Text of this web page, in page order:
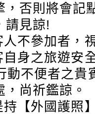
，否則將會記
請見諒!
人不參加者，
自身之旅遊安
動不便者之貴
尚祈鑑諒。
持【外國護照